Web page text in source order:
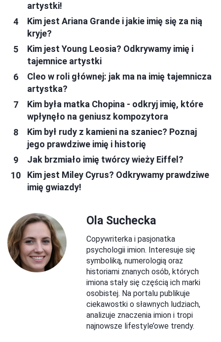
artystki!
Kim jest Ariana Grande i jakie imię się za nią
kryje?
Kim jest Young Leosia? Odkrywamy imię i
tajemnice artystki
Cleo w roli głównej: jak ma na imię tajemnicza
artystka?
Kim była matka Chopina - odkryj imię, które
wpłynęło na geniusz kompozytora
Kim był rudy z kamieni na szaniec? Poznaj
jego prawdziwe imię i historię
Jak brzmiało imię twórcy wieży Eiffel?
Kim jest Miley Cyrus? Odkrywamy prawdziwe
imię gwiazdy!
Ola Suchecka
Copywriterka i pasjonatka
psychologii imion. Interesuje się
symboliką, numerologią oraz
historiami znanych osób, których
imiona stały się częścią ich marki
osobistej. Na portalu publikuje
ciekawostki o sławnych ludziach,
analizuje znaczenia imion i tropi
najnowsze lifestyle’owe trendy.